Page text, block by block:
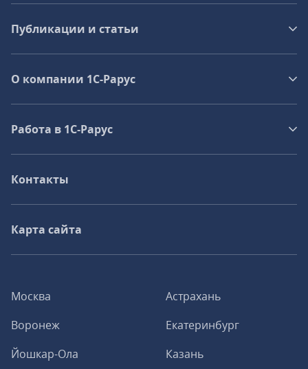
Москва
Астрахань
Воронеж
Екатеринбург
Йошкар-Ола
Казань
Публикации и статьи
О компании 1C-Рарус
Работа в 1С‑Рарус
Контакты
Карта сайта